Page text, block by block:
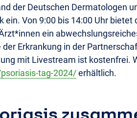
der Deutschen Dermatologen
Von 9:00 bis 14:00 Uhr
ein
Erkrankung in der
mit Livestream ist kostenfrei.
tag-2024/erhältlich.